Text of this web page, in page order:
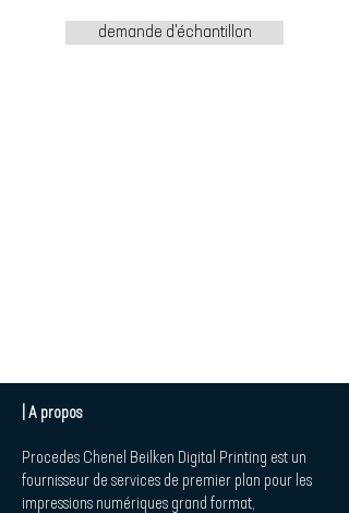
demande d'échantillon
| A propos
Procedes Chenel Beilken Digital Printing est un
fournisseur de services de premier plan pour les
impressions numériques grand format,